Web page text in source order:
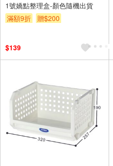
1號嬌點整理盒-顏色隨機出貨
滿額9折
贈$200
$139